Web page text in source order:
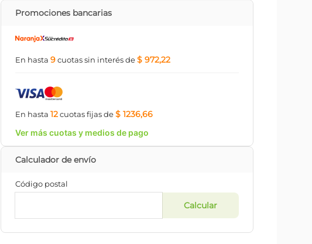
Promociones bancarias
En hasta 9cuotassin interésde$ 972,22
En hasta 12cuotasfijasde$ 1236,66
Ver más cuotas y medios de pago
Código postal